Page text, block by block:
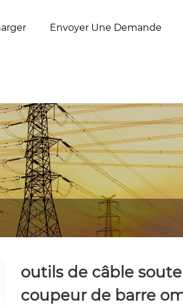
Envoyer Une Demande
outils de câble
coupeur de barre